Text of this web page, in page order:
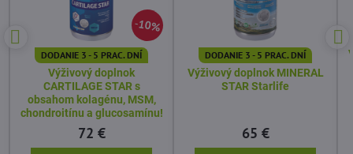
10%
DODANIE 3 - 5 PRAC. DNÍ
Výživový doplnok
CARTILAGE STAR s
obsahom kolagénu, MSM,
chondroitínu a glucosamínu!
72 €
DODANIE 3 - 5 PRAC. DNÍ
Výživový doplnok MINERAL
STAR Starlife
65 €